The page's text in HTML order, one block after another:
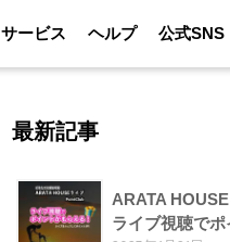
サービス ヘルプ 公式SNS
最新記事
ARATA
ライブ視聴でポ